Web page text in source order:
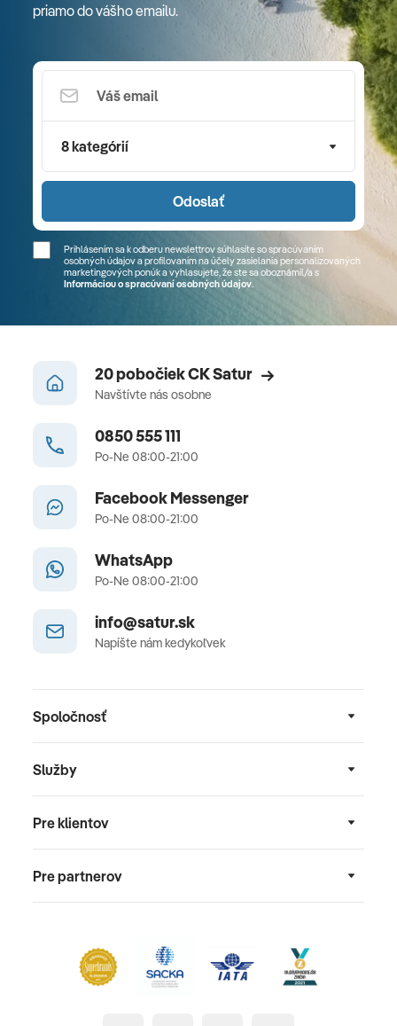
priamo do vášho emailu.
8 kategórií
Odoslať
Prihlásením sa k odberu newslettrov súhlasíte so spracúvaním
osobných údajov a profilovaním na účely zasielania personalizovaných
marketingových ponúk a vyhlasujete, že ste sa oboznámil/a s
Informáciou o spracúvaní osobných údajov.
20 pobočiek CK Satur
Navštívte nás osobne
0850 555 111
Po-Ne 08:00-21:00
Facebook Messenger
Po-Ne 08:00-21:00
WhatsApp
Po-Ne 08:00-21:00
info@satur.sk
Napíšte nám kedykoľvek
Spoločnosť
Služby
Pre klientov
Pre partnerov